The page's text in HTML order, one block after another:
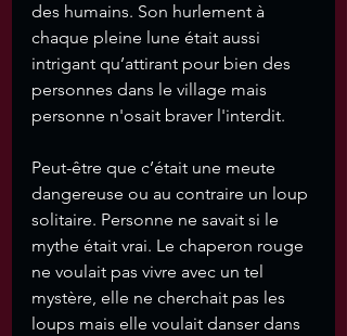
des humains. Son hurlement à
chaque pleine lune était aussi
intrigant qu’attirant pour bien des
personnes dans le village mais
personne n'osait braver l'interdit.
Peut-être que c’était une meute
dangereuse ou au contraire un loup
solitaire. Personne ne savait si le
mythe était vrai. Le chaperon rouge
ne voulait pas vivre avec un tel
mystère, elle ne cherchait pas les
loups mais elle voulait danser dans